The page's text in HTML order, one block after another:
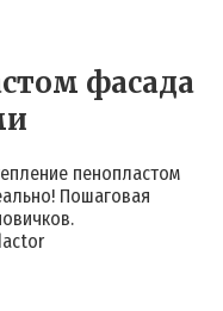
фасада
пенопластом
Пошаговая